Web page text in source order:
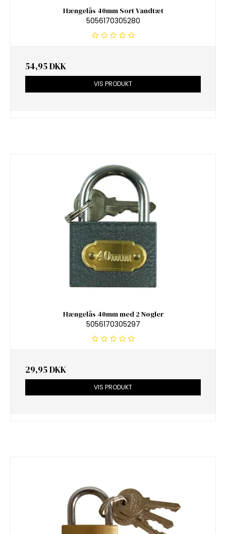
Hængelås 40mm Sort Vandtæt
5056170305280
54,95 DKK
VIS PRODUKT
Hængelås 40mm med 2 Nøgler
5056170305297
29,95 DKK
VIS PRODUKT